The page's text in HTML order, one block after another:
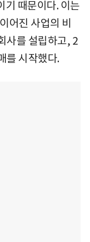
기 때문이다. 이는
어진 사업의 비
사를 설립하고, 2
를 시작했다.